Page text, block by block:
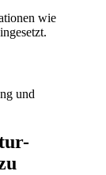
wie
und